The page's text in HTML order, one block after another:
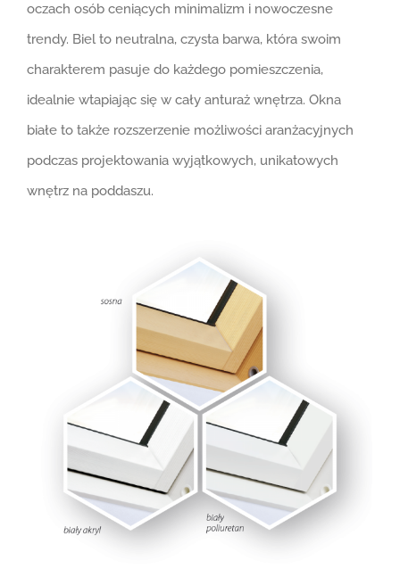
oczach osób ceniących minimalizm i nowoczesne
trendy. Biel to neutralna, czysta barwa, która swoim
charakterem pasuje do każdego pomieszczenia,
idealnie wtapiając się w cały anturaż wnętrza. Okna
białe to także rozszerzenie możliwości aranżacyjnych
podczas projektowania wyjątkowych, unikatowych
wnętrz na poddaszu.